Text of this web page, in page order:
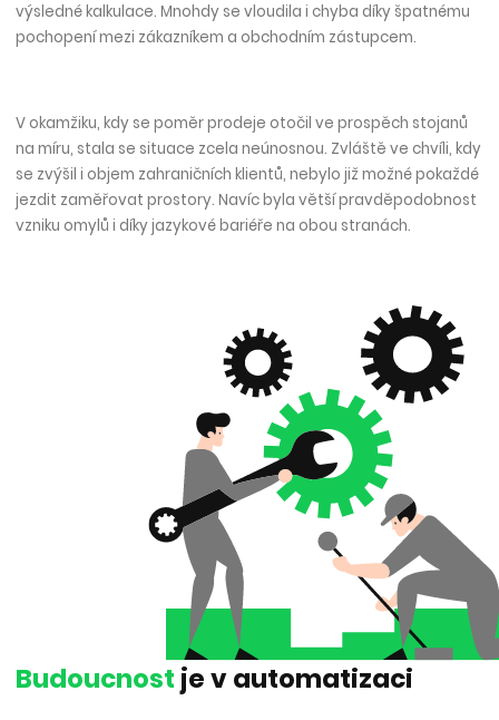
výsledné kalkulace. Mnohdy se vloudila i chyba díky špatnému
pochopení mezi zákazníkem a obchodním zástupcem.
V okamžiku, kdy se poměr prodeje otočil ve prospěch stojanů
na míru, stala se situace zcela neúnosnou. Zvláště ve chvíli, kdy
se zvýšil i objem zahraničních klientů, nebylo již možné pokaždé
jezdit zaměřovat prostory. Navíc byla větší pravděpodobnost
vzniku omylů i díky jazykové bariéře na obou stranách.
Budoucnost je v automatizaci